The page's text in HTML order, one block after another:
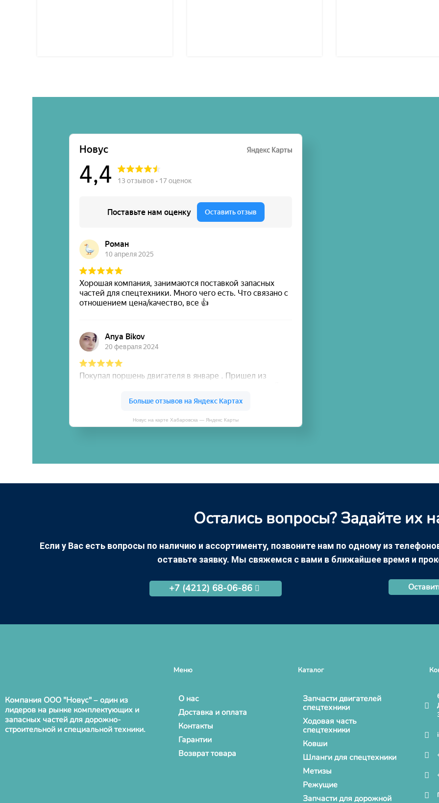
Новус на карте Хабаровска — Яндекс Карты
Остались вопросы? Задайте их
Если у Вас есть вопросы по наличию и ассортименту, позвоните нам по одному из
оставьте заявку. Мы свяжемся с вами в ближайшее время и
+7 (4212) 68-06-86
Компания ООО "Новус" – один из
лидеров на рынке комплектующих и
запасных частей для дорожно-
строительной и специальной техники.
Меню
О нас
Доставка и оплата
Контакты
Гарантии
Возврат товара
Каталог
Запчасти двигателей
спецтехники
Ходовая часть
спецтехники
Ковши
Шланги для спецтехники
Метизы
Режущие
Запчасти для дорожной